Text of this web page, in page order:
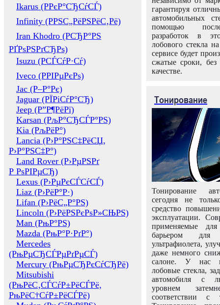
Ikarus (РРєР°СЂСѓСЃ)
Infinity (РРЅС„РёРЅРёС‚Рё)
Iran Khodro (РСЂР°РЅ
РҐРѕРЅРґСЂРѕ)
Isuzu (РСЃСѓР·Сѓ)
Iveco (РРІРµРєРѕ)
Jac (Р–Р°Рє)
Jaguar (РЇРіСѓР°СЂ)
Jeep (Р”Р¶РёРї)
Karsan (РљР°СЂСЃР°РЅ)
Kia (РљРёР°)
Lancia (Р›Р°РЅС‡РёСЏ,
Р›Р°РЅС‡Р°)
Land Rover (Р›РµРЅРґ
Р РѕРІРµСЂ)
Lexus (Р›РµРєСЃСѓСЃ)
Liaz (Р›РёР°Р·)
Lifan (Р›РёС„Р°РЅ)
Lincoln (Р›РёРЅРєРѕР»СЊРЅ)
Man (РњР°РЅ)
Mazda (РњР°Р·РґР°)
Mercedes
(РњРµСЂСЃРµРґРµСЃ)
Mercury (РњРµСЂРєСѓСЂРё)
Mitsubishi
(РњРёС‚СЃСѓР±РёСЃРё,
РњРёС†СѓР±РёСЃРё)
гарантируя
автомобильных
помощью
разработок в
лобового стекла
сервисе будет
сжатые сроки,
качестве.
Тонирование
Тонирование
сегодня не
средство
эксплуатации.
применяемые
барьером для
ультрафиолета,
даже немного
салоне. У нас
лобовые стекла,
автомобиля с
уровнем
соответствии с